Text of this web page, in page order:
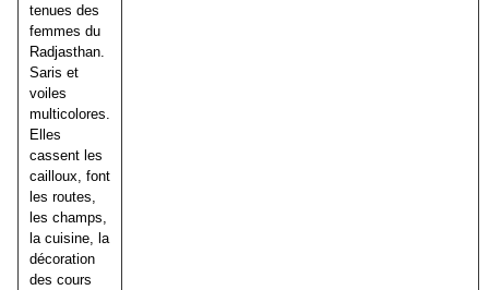
tenues des
femmes du
Radjasthan.
Saris et
voiles
multicolores.
Elles
cassent les
cailloux, font
les routes,
les champs,
la cuisine, la
décoration
des cours